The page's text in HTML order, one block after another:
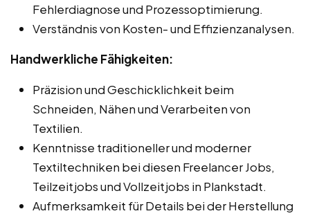
Fehlerdiagnose und Prozessoptimierung.
Verständnis von Kosten- und Effizienzanalysen.
Handwerkliche Fähigkeiten:
Präzision und Geschicklichkeit beim
Schneiden, Nähen und Verarbeiten von
Textilien.
Kenntnisse traditioneller und moderner
Textiltechniken bei diesen Freelancer Jobs,
Teilzeitjobs und Vollzeitjobs in Plankstadt.
Aufmerksamkeit für Details bei der Herstellung